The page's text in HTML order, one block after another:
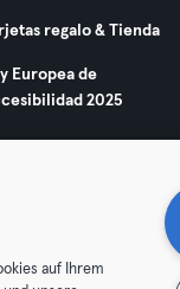
regalo & Tienda
Europea de
2025
auf Ihrem